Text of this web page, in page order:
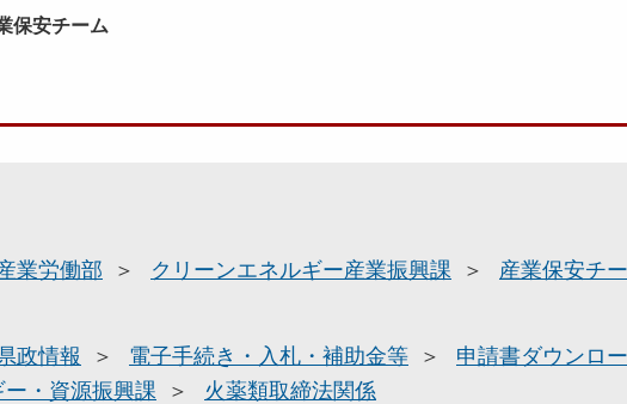
保安チーム
業労働部 クリーンエネルギー産業振興課
産業保安チ
政情報 電子手続き・入札・補助金等
申請書ダウンロ
ー・資源振興課 火薬類取締法関係